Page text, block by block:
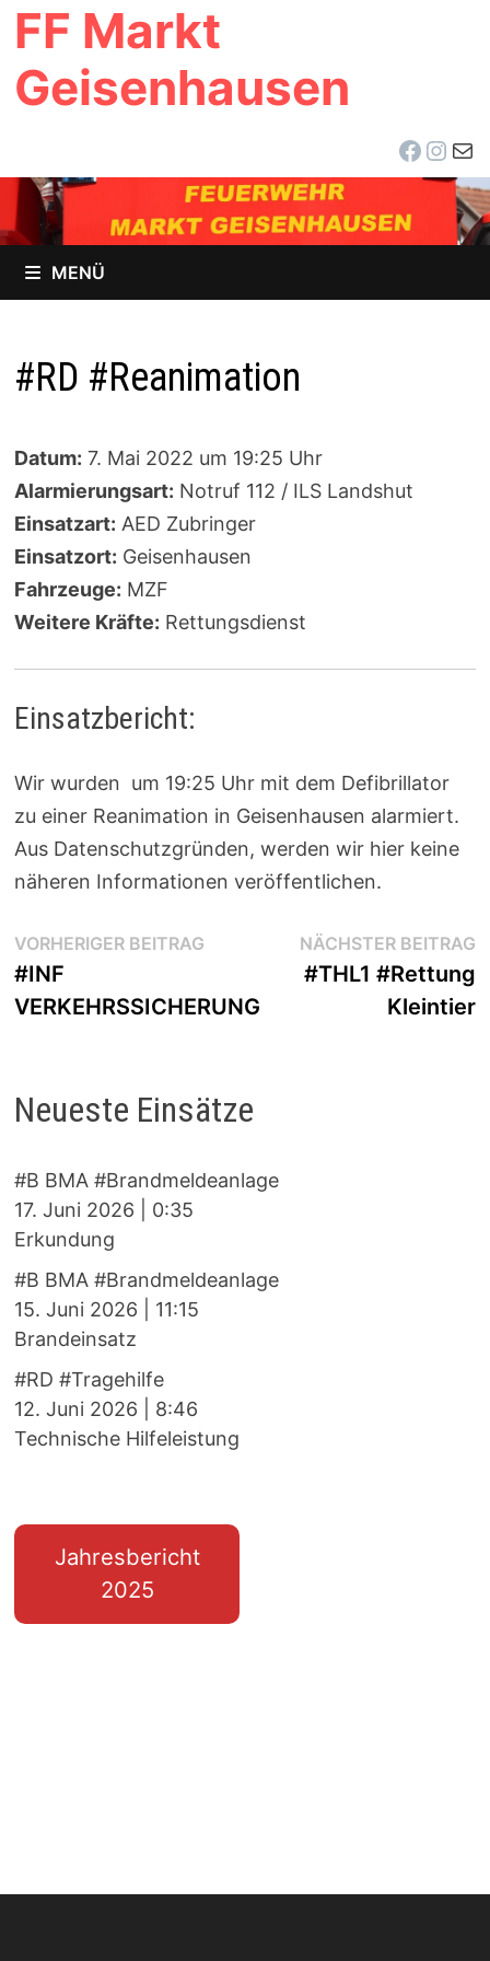
Zum
Inhalt
springen
FF Markt
Geisenhausen
E-
MENÜ
#RD #Reanimation
Datum: 7. Mai 2022 um 19:25 Uhr
Alarmierungsart: Notruf 112 / ILS Landshut
Einsatzart: AED Zubringer
Einsatzort: Geisenhausen
Fahrzeuge: MZF
Weitere Kräfte: Rettungsdienst
Einsatzbericht:
Wir wurden um 19:25 Uhr mit dem Defibrillator
zu einer Reanimation in Geisenhausen alarmiert.
Aus Datenschutzgründen, werden wir hier keine
näheren Informationen veröffentlichen.
Beitragsnavigation
VORHERIGER BEITRAGVorheriger
#INF
VERKEHRSSICHERUNG
NÄCHSTER BEITRAG
#THL1 #Rettung
Kleintier
Neueste Einsätze
#B BMA #Brandmeldeanlage
17. Juni 2026
0:35
Erkundung
#B BMA #Brandmeldeanlage
15. Juni 2026
11:15
Brandeinsatz
#RD #Tragehilfe
12. Juni 2026
8:46
Technische Hilfeleistung
Jahresbericht
2025